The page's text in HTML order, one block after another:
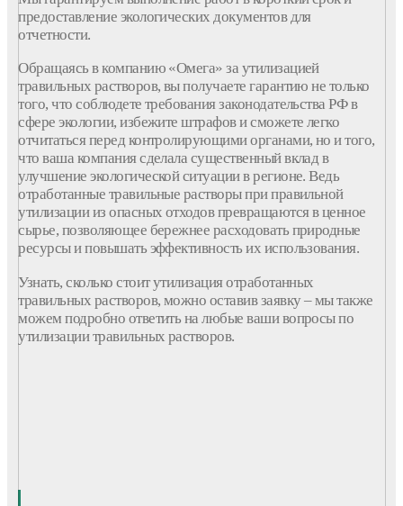
предоставление экологических документов для
отчетности.
Обращаясь в компанию «Омега» за утилизацией
травильных растворов, вы получаете гарантию не только
того, что соблюдете требования законодательства РФ в
сфере экологии, избежите штрафов и сможете легко
отчитаться перед контролирующими органами, но и того,
что ваша компания сделала существенный вклад в
улучшение экологической ситуации в регионе. Ведь
отработанные травильные растворы при правильной
утилизации из опасных отходов превращаются в ценное
сырье, позволяющее бережнее расходовать природные
ресурсы и повышать эффективность их использования.
Узнать, сколько стоит утилизация отработанных
травильных растворов, можно оставив заявку – мы также
можем подробно ответить на любые ваши вопросы по
утилизации травильных растворов.